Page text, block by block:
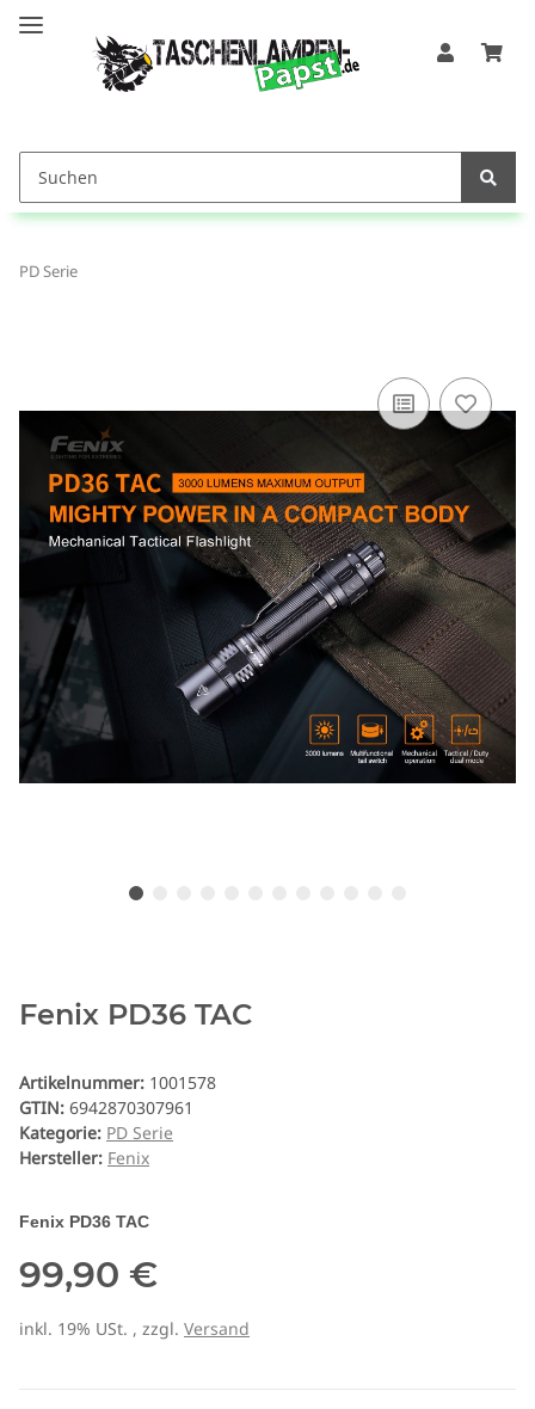
PD Serie
Fenix PD36 TAC
Artikelnummer: 1001578
GTIN: 6942870307961
Kategorie: PD Serie
Hersteller: Fenix
Fenix PD36 TAC
99,90 €
inkl. 19% USt. , zzgl. Versand